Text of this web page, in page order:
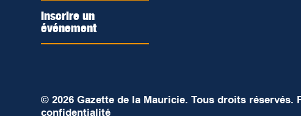
Inscrire un
événement
© 2026 Gazette de la Mauricie. Tous droits réservés.
confidentialité